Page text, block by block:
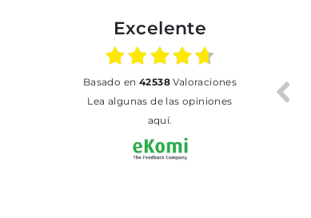
Excelente
basado en 42538Valoraciones
Lea algunas de las opiniones
aquí.